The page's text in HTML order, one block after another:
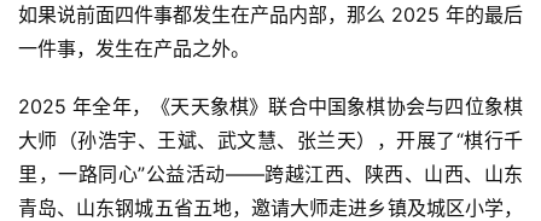
如果说前面四件事都发生在产品内部，那么 2025 年的最后
一件事，发生在产品之外。
2025 年全年，《天天象棋》联合中国象棋协会与四位象棋
大师（孙浩宇、王斌、武文慧、张兰天），开展了“棋行千
里，一路同心”公益活动——跨越江西、陕西、山西、山东
青岛、山东钢城五省五地，邀请大师走进乡镇及城区小学，